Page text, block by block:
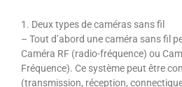
1. Deux types de caméras sans fil
– Tout d’abord une caméra sans fil
Caméra RF (radio-fréquence) ou
Fréquence). Ce système peut être
(transmission, réception,